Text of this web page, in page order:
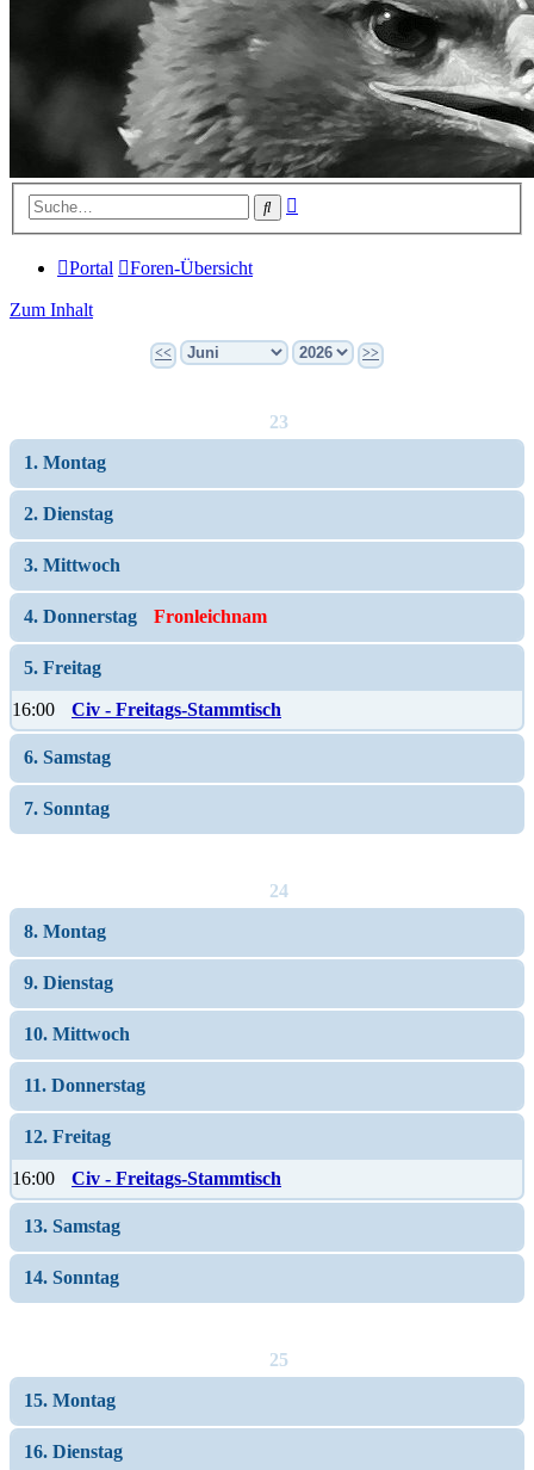
Suche
Portal Foren-Übersicht
Zum Inhalt
<< >>
23
1. Montag
2. Dienstag
3. Mittwoch
4. Donnerstag Fronleichnam
5. Freitag
16:00 Civ - Freitags-Stammtisch
6. Samstag
7. Sonntag
24
8. Montag
9. Dienstag
10. Mittwoch
11. Donnerstag
12. Freitag
16:00 Civ - Freitags-Stammtisch
13. Samstag
14. Sonntag
25
15. Montag
16. Dienstag